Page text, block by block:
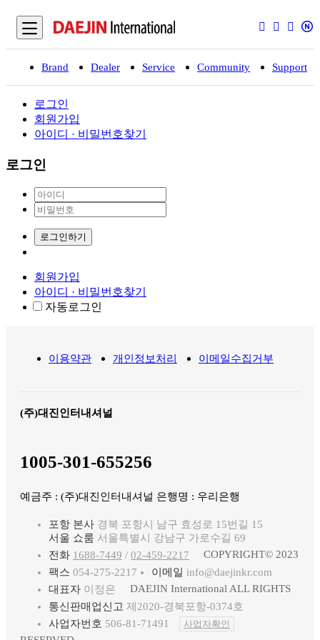
Brand Dealer Service Community Support
로그인
회원가입
아이디 · 비밀번호찾기
로그인
로그인하기
회원가입
아이디 · 비밀번호찾기
자동로그인
이용약관 개인정보처리 이메일수집거부
(주)대진인터내셔널
1005-301-655256
예금주 : (주)대진인터내셔널 은행명 : 우리은행
포항 본사 경북 포항시 남구 효성로 15번길 15
서울 쇼룸 서울특별시 강남구 가로수길 69
전화 1688-7449 / 02-459-2217
팩스 054-275-2217 이메일 info@daejinkr.com
대표자 이정은
통신판매업신고 제2020-경북포항-0374호
사업자번호 506-81-71491 사업자확인
COPYRIGHT© 2023
DAEJIN International ALL RIGHTS